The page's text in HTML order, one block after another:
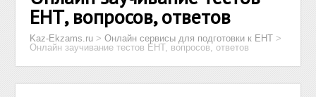
ЕНТ, вопросов, ответов
Kaz-Ekzams.ru >Онлайн сервисы для подготовки к ЕНТ >
Онлайн заучивание тестов ЕНТ, вопросов, ответов